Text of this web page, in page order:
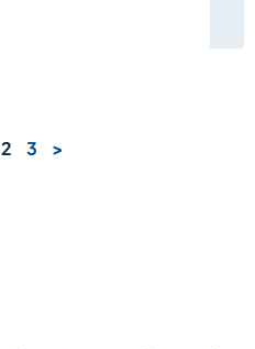
2 3 >